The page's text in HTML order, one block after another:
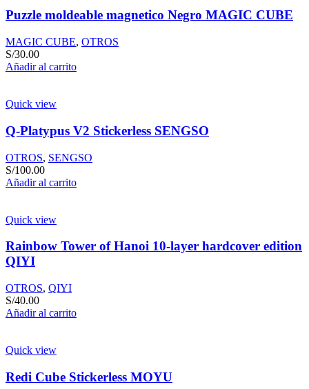
Puzzle moldeable magnetico Negro MAGIC CUBE
MAGIC CUBE, OTROS
S/30.00
Añadir al carrito
Quick view
Q-Platypus V2 Stickerless SENGSO
OTROS, SENGSO
S/100.00
Añadir al carrito
Quick view
Rainbow Tower of Hanoi 10-layer hardcover edition
QIYI
OTROS, QIYI
S/40.00
Añadir al carrito
Quick view
Redi Cube Stickerless MOYU